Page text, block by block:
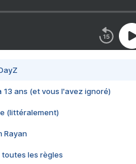
13 ans (et vous l'avez ignoré)
(littéralement)
Rayan
toutes les règles